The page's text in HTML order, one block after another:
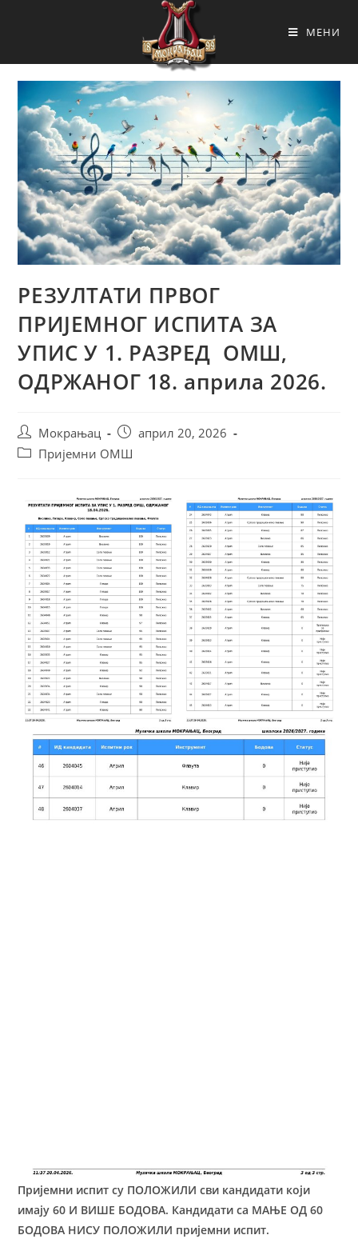
МЕНИ
РЕЗУЛТАТИ ПРВОГ
ПРИЈЕМНОГ ИСПИТА ЗА
УПИС У 1. РАЗРЕД ОМШ,
ОДРЖАНОГ 18. априла 2026.
Мокрањац
април 20, 2026
Пријемни ОМШ
Пријемни испит су ПОЛОЖИЛИ сви кандидати који
имају 60 И ВИШЕ БОДОВА. Кандидати са МАЊЕ ОД 60
БОДОВА НИСУ ПОЛОЖИЛИ пријемни испит.